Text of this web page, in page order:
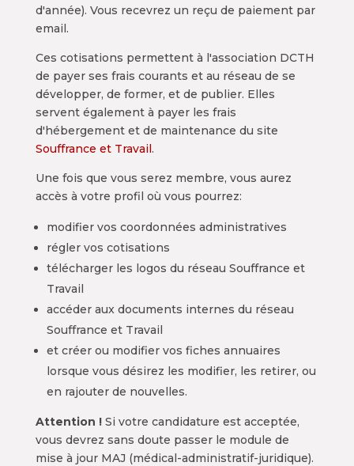
d'année). Vous recevrez un reçu de paiement par
email.
Ces cotisations permettent à l'association DCTH
de payer ses frais courants et au réseau de se
développer, de former, et de publier. Elles
servent également à payer les frais
d'hébergement et de maintenance du site
Souffrance et Travail.
Une fois que vous serez membre, vous aurez
accès à votre profil où vous pourrez:
modifier vos coordonnées administratives
régler vos cotisations
télécharger les logos du réseau Souffrance et
Travail
accéder aux documents internes du réseau
Souffrance et Travail
et créer ou modifier vos fiches annuaires
lorsque vous désirez les modifier, les retirer, ou
en rajouter de nouvelles.
Attention !Si votre candidature est acceptée,
vous devrez sans doute passer le module de
mise à jour MAJ (médical-administratif-juridique).